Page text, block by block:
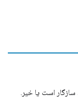
سازگار است یا خیر.